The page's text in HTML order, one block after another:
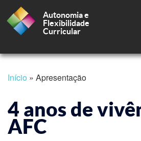
Passar
para
conteúdo
principal
Autonomia e
Flexibilidade
Curricular
Navegação
principal
estrutural
Início Apresentação
4 anos de
AFC